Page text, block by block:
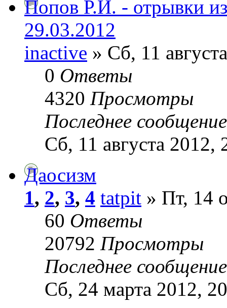
Попов Р.И. - отрывки
29.03.2012
inactive » Сб, 11
0 Ответы
4320 Просмотры
Последнее
Сб, 11 августа 2012,
Даосизм
1, 2, 3, 4 tatpit » Пт, 14
60 Ответы
20792 Просмотры
Последнее
Сб, 24 марта 2012,